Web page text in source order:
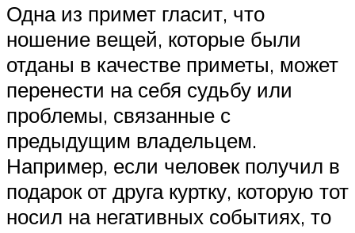
Одна из примет гласит, что
ношение вещей, которые были
отданы в качестве приметы, может
перенести на себя судьбу или
проблемы, связанные с
предыдущим владельцем.
Например, если человек получил в
подарок от друга куртку, которую тот
носил на негативных событиях, то